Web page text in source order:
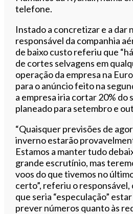
telefone.
Instado a concretizar e a dar
responsável da companhia
de baixo custo referiu que
de cortes selvagens em
operação da empresa na
para o anúncio feito na
a empresa iria cortar 20% do
planeado para setembro e
“Quaisquer previsões de
inverno estarão
Estamos a manter tudo
grande escrutínio, mas
voos do que tivemos no
certo”, referiu o
que seria “especulação”
prever números quanto às